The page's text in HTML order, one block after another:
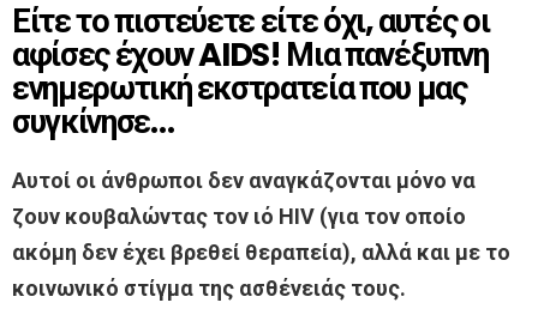
Είτε το πιστεύετε είτε όχι, αυτές οι
αφίσες έχουν AIDS! Μια πανέξυπνη
ενημερωτική εκστρατεία που μας
συγκίνησε…
Αυτοί οι άνθρωποι δεν αναγκάζονται μόνο να
ζουν κουβαλώντας τον ιό HIV (για τον οποίο
ακόμη δεν έχει βρεθεί θεραπεία), αλλά και με το
κοινωνικό στίγμα της ασθένειάς τους.